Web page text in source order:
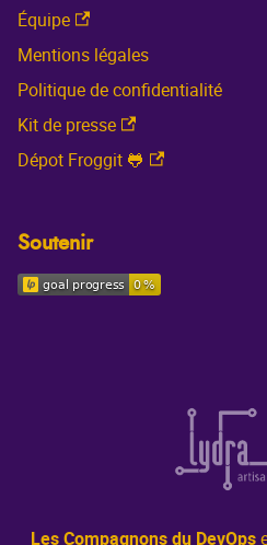
Équipe
Mentions légales
Politique de confidentialité
Kit de presse
Dépot Froggit 🐸
Soutenir
Les Compagnons du DevOps